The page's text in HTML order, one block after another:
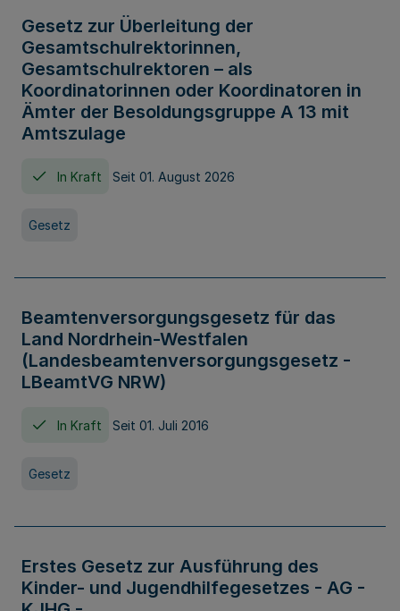
Gesetz zur Überleitung der
Gesamtschulrektorinnen,
Gesamtschulrektoren – als
Koordinatorinnen oder Koordinatoren in
Ämter der Besoldungsgruppe A 13 mit
Amtszulage
In Kraft Seit 01. August 2026
Gesetz
Beamtenversorgungsgesetz für das
Land Nordrhein-Westfalen
(Landesbeamtenversorgungsgesetz -
LBeamtVG NRW)
In Kraft Seit 01. Juli 2016
Gesetz
Erstes Gesetz zur Ausführung des
Kinder- und Jugendhilfegesetzes - AG -